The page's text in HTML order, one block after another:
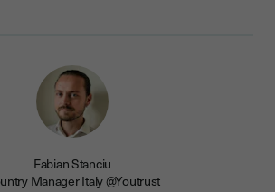
Fabian Stanciu
Manager Italy @Youtrust